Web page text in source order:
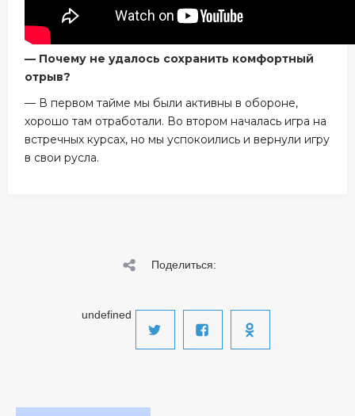
— Почему не удалось сохранить комфортный
отрыв?
— В первом тайме мы были активны в обороне,
хорошо там отработали. Во втором началась игра на
встречных курсах, но мы успокоились и вернули игру
в свои русла.
Поделиться:
undefined